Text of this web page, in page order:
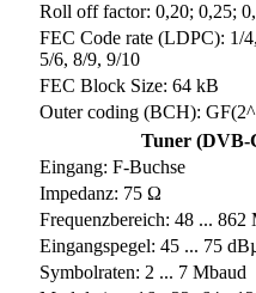
Roll off factor: 0,20; 0,25;
FEC Code rate (LDPC): 1/
5/6, 8/9, 9/10
FEC Block Size: 64 kB
Outer coding (BCH):
Tuner (DVB-
Eingang: F-Buchse
Impedanz: 75 Ω
Frequenzbereich: 48 ... 862
Eingangspegel: 45 ... 75
Symbolraten: 2 ... 7 Mbaud